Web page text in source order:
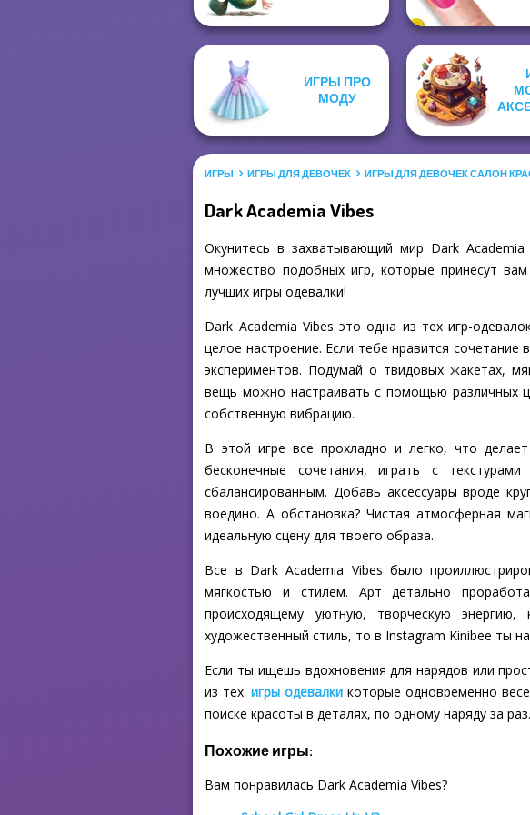
ИГРЫ ПРО
МОДУ
ИГРЫ ИГРЫ ДЛЯ ДЕВОЧЕК ИГРЫ ДЛЯ ДЕВОЧЕК САЛОН
Dark Academia Vibes
Окунитесь в захватывающий мир Dark
множество подобных игр, которые принесут
лучших игры одевалки!
Dark Academia Vibes это одна из тех игр-
целое настроение. Если тебе нравится
экспериментов. Подумай о твидовых жакетах,
вещь можно настраивать с помощью различных
собственную вибрацию.
В этой игре все прохладно и легко, что
бесконечные сочетания, играть с
сбалансированным. Добавь аксессуары вроде
воедино. А обстановка? Чистая атмосферная
идеальную сцену для твоего образа.
Все в Dark Academia Vibes было
мягкостью и стилем. Арт детально
происходящему уютную, творческую
художественный стиль, то в Instagram Kinibee ты
Если ты ищешь вдохновения для нарядов или
из тех.игры одевалки которые одновременно
поиске красоты в деталях, по одному наряду за раз.
Похожие игры:
Вам понравилась Dark Academia Vibes?